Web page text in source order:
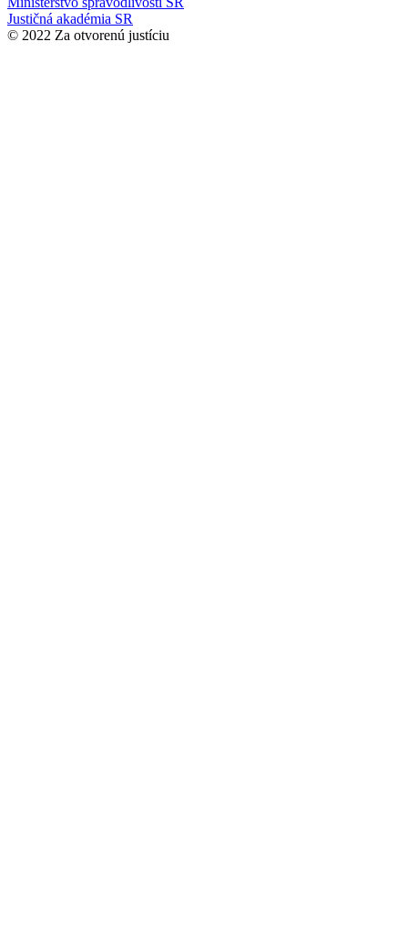
Justičná akadémia SR
© 2022 Za otvorenú justíciu